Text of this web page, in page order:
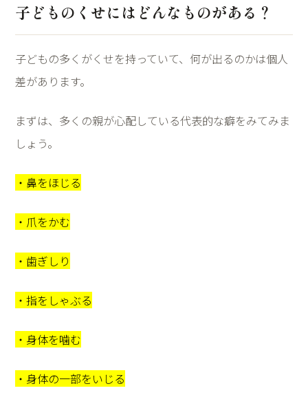
子どものくせにはどんなものがある？
子どもの多くがくせを持っていて、何が出るのかは個人
差があります。
まずは、多くの親が心配している代表的な癖をみてみま
しょう。
・鼻をほじる
・爪をかむ
・歯ぎしり
・指をしゃぶる
・身体を噛む
・身体の一部をいじる